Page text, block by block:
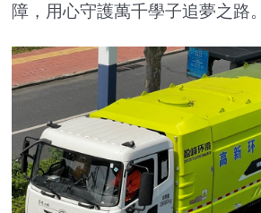
障，用心守護萬千學子追夢之路。